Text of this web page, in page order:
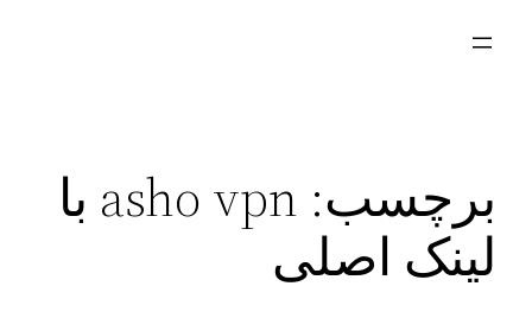
برچسب:
asho vpn با
لینک اصلی